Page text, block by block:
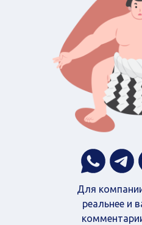
Для
реальнее и